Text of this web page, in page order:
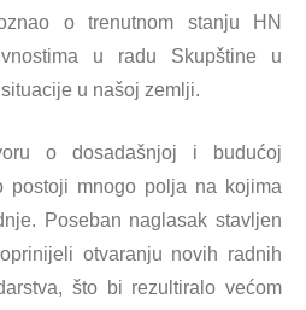
o trenutnom stanju HN
u radu Skupštine u
u našoj zemlji.
o dosadašnjoj i budućoj
postoji mnogo polja na kojima
Poseban naglasak stavljen
otvaranju novih radnih
što bi rezultiralo većom